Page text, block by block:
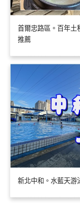
首爾忠路區。百年土
推薦
新北中和。水藍天游